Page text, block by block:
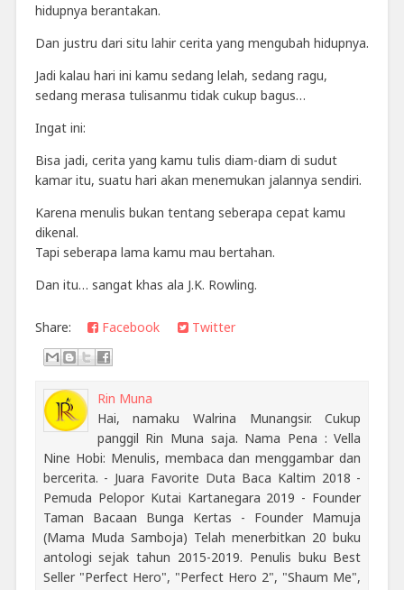
hidupnya berantakan.
Dan justru dari situ lahir cerita yang mengubah hidupnya.
Jadi kalau hari ini kamu sedang lelah, sedang ragu,
sedang merasa tulisanmu tidak cukup bagus…
Ingat ini:
Bisa jadi, cerita yang kamu tulis diam-diam di sudut
kamar itu, suatu hari akan menemukan jalannya sendiri.
Karena menulis bukan tentang seberapa cepat kamu
dikenal.
Tapi seberapa lama kamu mau bertahan.
Dan itu… sangat khas ala J.K. Rowling.
Share: Facebook Twitter
Rin Muna
Hai, namaku Walrina Munangsir. Cukup
panggil Rin Muna saja. Nama Pena : Vella
Nine Hobi: Menulis, membaca dan menggambar dan
bercerita. - Juara Favorite Duta Baca Kaltim 2018 -
Pemuda Pelopor Kutai Kartanegara 2019 - Founder
Taman Bacaan Bunga Kertas - Founder Mamuja
(Mama Muda Samboja) Telah menerbitkan 20 buku
antologi sejak tahun 2015-2019. Penulis buku Best
Seller "Perfect Hero", "Perfect Hero 2", "Shaum Me",